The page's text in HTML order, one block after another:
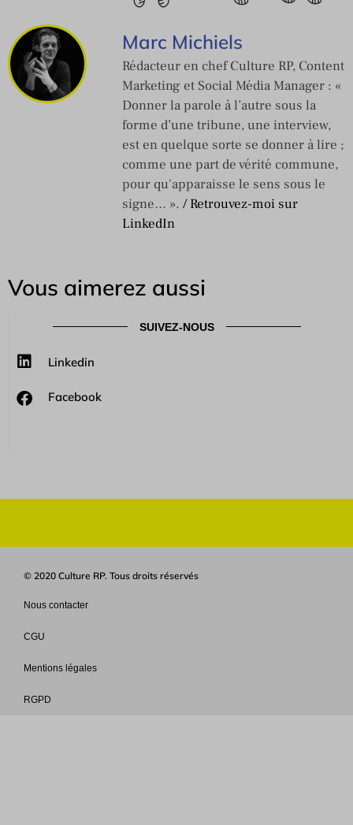
Marc Michiels
Rédacteur en chef Culture RP, Content
Marketing et Social Média Manager : «
Donner la parole à l’autre sous la
forme d’une tribune, une interview,
est en quelque sorte se donner à lire ;
comme une part de vérité commune,
pour qu'apparaisse le sens sous le
signe… ». / Retrouvez-moi sur
LinkedIn
Vous aimerez aussi
SUIVEZ-NOUS
Linkedin
Facebook
© 2020 Culture RP. Tous droits réservés
Nous contacter
CGU
Mentions légales
RGPD